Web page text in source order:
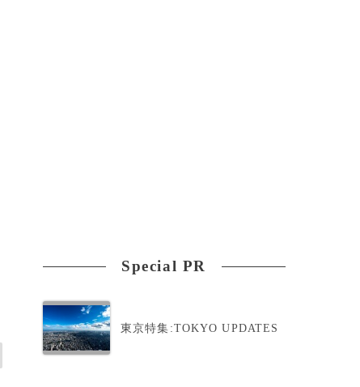
Special PR
東京特集:TOKYO UPDATES